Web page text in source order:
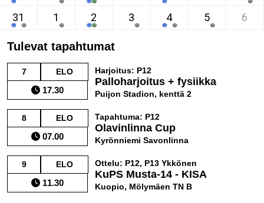
31
1 2 3 4 5 6
Tulevat tapahtumat
7 ELO
17.30
Harjoitus: P12
Palloharjoitus + fysiikka
Puijon Stadion, kenttä 2
8 ELO
07.00
Tapahtuma: P12
Olavinlinna Cup
Kyrönniemi Savonlinna
9 ELO
11.30
Ottelu: P12, P13 Ykkönen
KuPS Musta-14 - KISA
Kuopio, Mölymäen TN B